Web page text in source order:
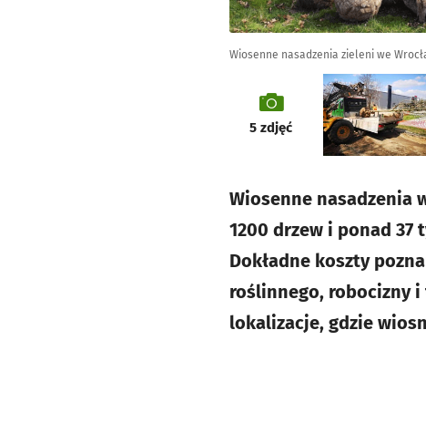
Wiosenne nasadzenia zieleni we
galeria
5 zdjęć
Wiosenne nasadzenia
1200 drzew i ponad 37
Dokładne koszty
roślinnego, robocizny
lokalizacje, gdzie